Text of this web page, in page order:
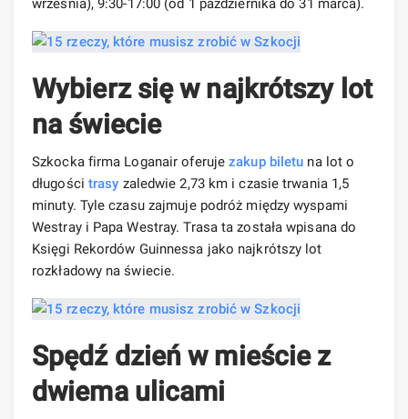
września), 9:30-17:00 (od 1 października do 31 marca).
Wybierz się w najkrótszy lot
na świecie
Szkocka firma Loganair oferujezakup biletu na lot o
długości trasy zaledwie 2,73 km i czasie trwania 1,5
minuty. Tyle czasu zajmuje podróż między wyspami
Westray i Papa Westray. Trasa ta została wpisana do
Księgi Rekordów Guinnessa jako najkrótszy lot
rozkładowy na świecie.
Spędź dzień w mieście z
dwiema ulicami